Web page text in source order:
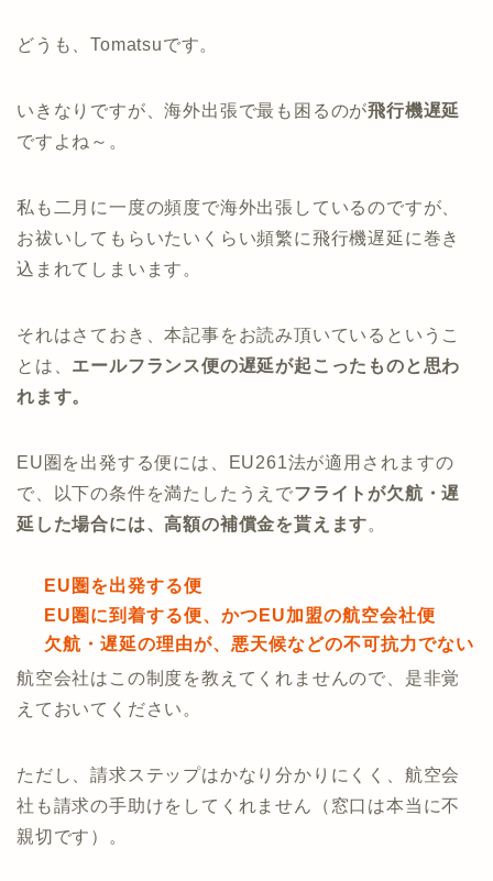
どうも、Tomatsuです。
いきなりですが、海外出張で最も困るのが飛行機遅延
ですよね～。
私も二月に一度の頻度で海外出張しているのですが、
お祓いしてもらいたいくらい頻繁に飛行機遅延に巻き
込まれてしまいます。
それはさておき、本記事をお読み頂いているというこ
とは、 エールフランス便の遅延が起こったものと思わ
れます。
EU圏を出発する便には、EU261法が適用されますの
で、以下の条件を満たしたうえでフライトが欠航・遅
延した場合には、高額の補償金を貰えます。
EU圏を出発する便
EU圏に到着する便、かつEU加盟の航空会社便
欠航・遅延の理由が、悪天候などの不可抗力でない
航空会社はこの制度を教えてくれませんので、是非覚
えておいてください。
ただし、請求ステップはかなり分かりにくく、航空会
社も請求の手助けをしてくれません（窓口は本当に不
親切です）。